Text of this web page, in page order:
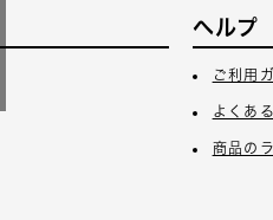
ヘルプ
ご利用
よくあ
商品の